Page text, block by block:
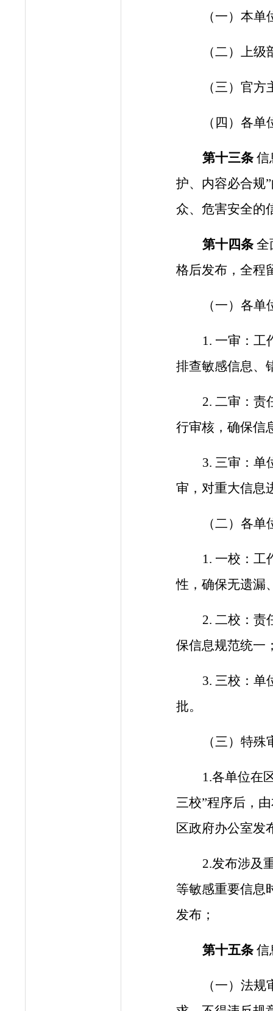
（一）本
（二）上
（三） 官方
（四） 各单
第十三条 信
护、内容必合规
众、危害安全的
第十 四条 全
格后发布，全程
（一） 各单
1. 一审： 工
排查敏感信息、
2. 二审：责
行审核，确保信
3. 三审：单
审，对重大信息
（二） 各单
1. 一校： 工
性，确保无遗漏
2. 二校：责
保信息规范统一
3. 三校：单
批。
（三）特
1.各单位在
三校”程序后，
区政府办公室发
2.发布涉及
等敏感重要信息
发布；
第十五条 信
（一）法